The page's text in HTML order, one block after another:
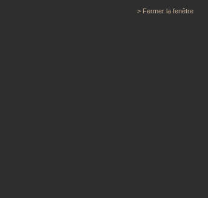
> Fermer la fenêtre